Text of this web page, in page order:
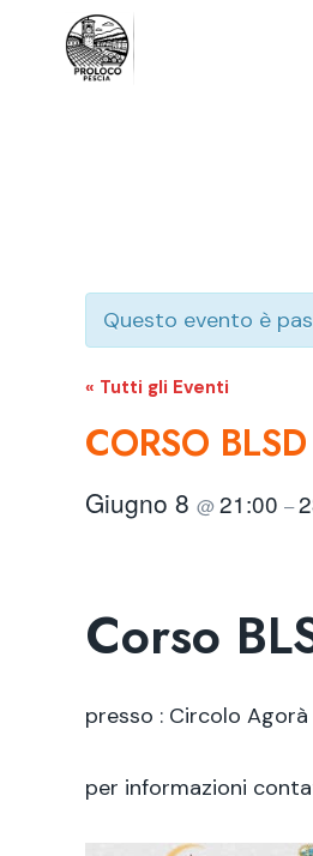
contenuto
Questo evento è
« Tutti gli Eventi
CORSO
Giugno 8 @21:00 –
Corso
presso : Circolo Agorà
per informazioni